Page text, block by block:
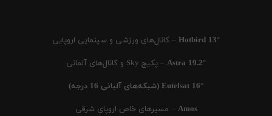
Hotbird 13° – کانال‌های ورزشی و سینمایی اروپایی
Astra 19.2° – پکیج Sky و کانال‌های آلمانی
Eutelsat 16° (شبکه‌های آلبانی 16 درجه)
Amos – مسیرهای خاص اروپای شرقی